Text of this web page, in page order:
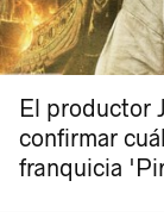
El productor
confirmar
franquicia